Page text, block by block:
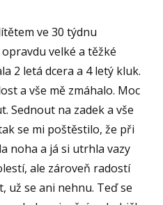
ve 30 týdnu
velké a těžké
2 letá dcera a 4 letý kluk.
a vše mě zmáhalo. Moc
Sednout na zadek a vše
se mi poštěstilo, že při
noha a já si utrhla vazy
ale zároveň radostí
už se ani nehnu. Teď se